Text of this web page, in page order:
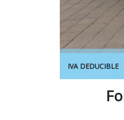
IVA DEDUCIBLE